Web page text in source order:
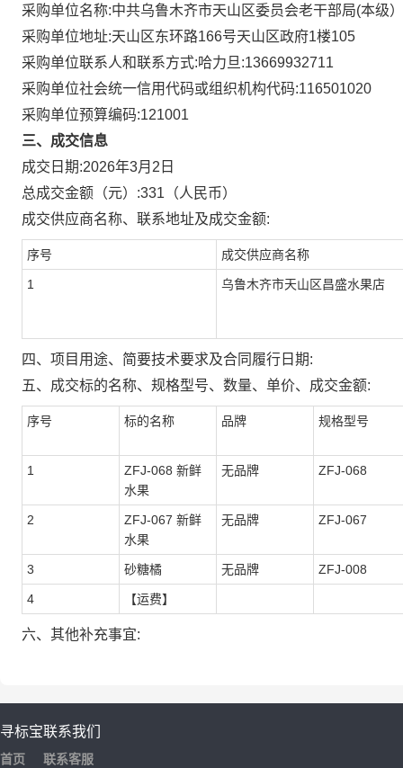
采购单位名称:中共乌鲁木齐市天山区委员会老干部局(本级）
采购单位地址:天山区东环路166号天山区政府1楼105
采购单位联系人和联系方式:哈力旦:13669932711
采购单位社会统一信用代码或组织机构代码:116501020
采购单位预算编码:121001
三、成交信息
成交日期:2026年3月2日
总成交金额（元）:331 （人民币）
成交供应商名称、联系地址及成交金额:
序号 成交供应商名称
1 乌鲁木齐市天山区昌盛水果店
四、项目用途、简要技术要求及合同履行日期:
五、成交标的名称、规格型号、数量、单价、成交金额:
序号 标的名称 品牌 规格型号
1
ZFJ-068 新鲜
水果
无品牌 ZFJ-068
2
ZFJ-067 新鲜
水果
无品牌 ZFJ-067
3 砂糖橘 无品牌 ZFJ-008
4 【运费】
六、其他补充事宜:
寻标宝
首页
联系我们
联系客服